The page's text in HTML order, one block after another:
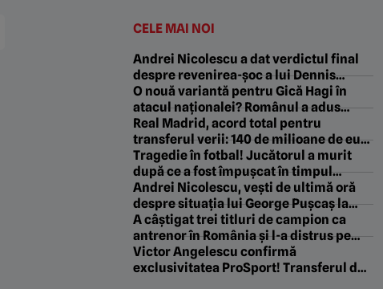
CELE MAI NOI
Andrei Nicolescu a dat verdictul final
despre revenirea-șoc a lui Dennis
Politic la Dinamo: „Asta vrem noi!”
O nouă variantă pentru Gică Hagi în
atacul naționalei? Românul a adus
victoria echipei sale în Europa League
Real Madrid, acord total pentru
transferul verii: 140 de milioane de euro
sumă de transfer și contract pe 5 ani!
Tragedie în fotbal! Jucătorul a murit
după ce a fost împușcat în timpul
meciului
Andrei Nicolescu, vești de ultimă oră
despre situația lui George Pușcaș la
Dinamo: „A avut niște complicații!”
A câștigat trei titluri de campion ca
antrenor în România și l-a distrus pe
Florin Tănase pentru conflictul cu
Baciu: „Nu-l aduceam niciodată înapoi!
Victor Angelescu confirmă
exclusivitatea ProSport! Transferul de